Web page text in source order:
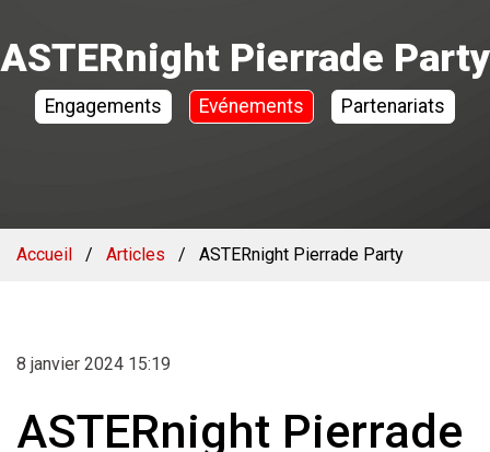
ASTERnight Pierrade Party
Engagements Evénements Partenariats
Accueil / Articles / ASTERnight Pierrade Party
8 janvier 2024 15:19
ASTERnight Pierrade